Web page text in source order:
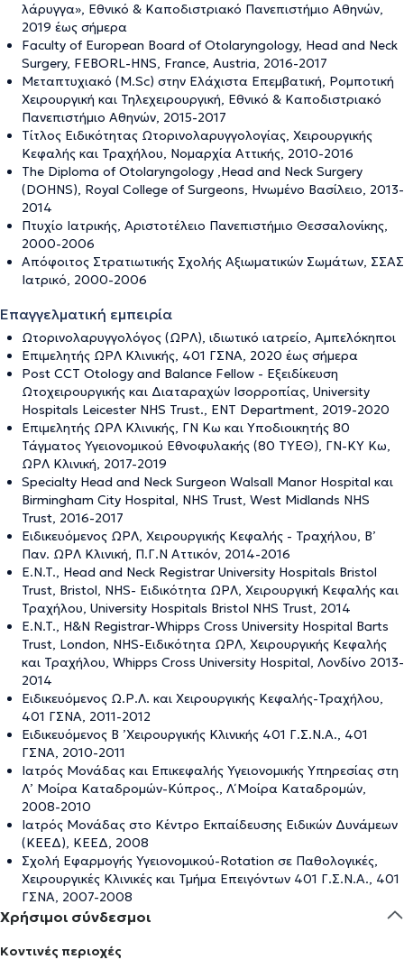
λάρυγγα», Εθνικό & Καποδιστριακό Πανεπιστήμιο Αθηνών,
2019 έως σήμερα
Faculty of European Board of Otolaryngology, Head and Neck
Surgery, FEBORL-HNS, France, Austria, 2016-2017
Μεταπτυχιακό (M.Sc) στην Ελάχιστα Επεμβατική, Ρομποτική
Χειρουργική και Τηλεχειρουργική, Εθνικό & Καποδιστριακό
Πανεπιστήμιο Αθηνών, 2015-2017
Τίτλος Ειδικότητας Ωτορινολαρυγγολογίας, Χειρουργικής
Κεφαλής και Τραχήλου, Νομαρχία Αττικής, 2010-2016
The Diploma of Otolaryngology ,Head and Neck Surgery
(DOHNS), Royal College of Surgeons, Ηνωμένο Βασίλειο, 2013-
2014
Πτυχίο Ιατρικής, Αριστοτέλειο Πανεπιστήμιο Θεσσαλονίκης,
2000-2006
Απόφοιτος Στρατιωτικής Σχολής Αξιωματικών Σωμάτων, ΣΣΑΣ
Ιατρικό, 2000-2006
Επαγγελματική εμπειρία
Ωτορινολαρυγγολόγος (ΩΡΛ), ιδιωτικό ιατρείο, Αμπελόκηποι
Επιμελητής ΩΡΛ Κλινικής, 401 ΓΣΝΑ, 2020 έως σήμερα
Post CCT Otology and Balance Fellow - Εξειδίκευση
Ωτοχειρουργικής και Διαταραχών Ισορροπίας, University
Hospitals Leicester NHS Trust., ENT Department, 2019-2020
Επιμελητής ΩΡΛ Κλινικής, ΓΝ Κω και Υποδιοικητής 80
Τάγματος Υγειονομικού Εθνοφυλακής (80 ΤΥΕΘ), ΓΝ-ΚΥ Κω,
ΩΡΛ Κλινική, 2017-2019
Specialty Head and Neck Surgeon Walsall Manor Hospital και
Birmingham City Hospital, NHS Trust, West Midlands NHS
Trust, 2016-2017
Ειδικευόμενος ΩΡΛ, Χειρουργικής Κεφαλής - Τραχήλου, Β’
Παν. ΩΡΛ Κλινική, Π.Γ.Ν Αττικόν, 2014-2016
E.N.T., Head and Neck Registrar University Hospitals Bristol
Trust, Bristol, NHS- Ειδικότητα ΩΡΛ, Χειρουργική Κεφαλής και
Τραχήλου, University Hospitals Bristol NHS Trust, 2014
E.N.T., H&N Registrar-Whipps Cross University Hospital Barts
Trust, London, NHS-Ειδικότητα ΩΡΛ, Χειρουργικής Κεφαλής
και Τραχήλου, Whipps Cross University Hospital, Λονδίνο 2013-
2014
Ειδικευόμενος Ω.Ρ.Λ. και Χειρουργικής Κεφαλής-Τραχήλου,
401 ΓΣΝΑ, 2011-2012
Ειδικευόμενος Β ’Χειρουργικής Κλινικής 401 Γ.Σ.Ν.Α., 401
ΓΣΝΑ, 2010-2011
Ιατρός Μονάδας και Επικεφαλής Υγειονομικής Υπηρεσίας στη
Λ’ Μοίρα Καταδρομών-Κύπρος., Λ΄ Μοίρα Καταδρομών,
2008-2010
Ιατρός Μονάδας στο Κέντρο Εκπαίδευσης Ειδικών Δυνάμεων
(ΚΕΕΔ), ΚΕΕΔ, 2008
Σχολή Εφαρμογής Υγειονομικού-Rotation σε Παθολογικές,
Χειρουργικές Κλινικές και Τμήμα Επειγόντων 401 Γ.Σ.Ν.Α., 401
ΓΣΝΑ, 2007-2008
Χρήσιμοι σύνδεσμοι
Κοντινές περιοχές